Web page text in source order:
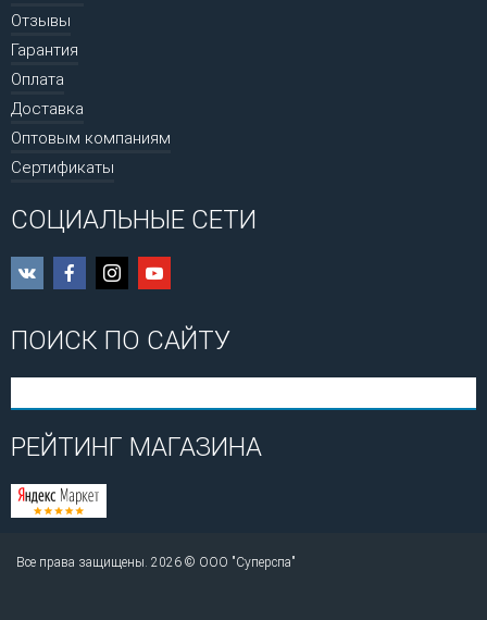
Отзывы
Гарантия
Оплата
Доставка
Оптовым компаниям
Сертификаты
СОЦИАЛЬНЫЕ СЕТИ
ПОИСК ПО САЙТУ
РЕЙТИНГ МАГАЗИНА
Все права защищены. 2026 © ООО "Суперспа"